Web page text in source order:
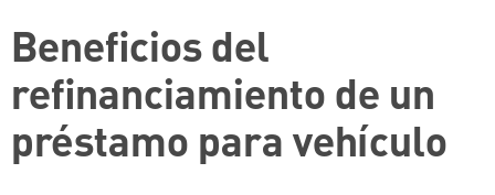
Beneficios del
refinanciamiento de un
préstamo para vehículo